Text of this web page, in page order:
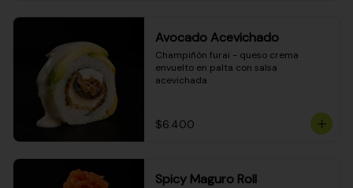
Avocado Acevichado
Champiñón furai - queso crema
envuelto en palta con salsa
acevichada
$6.400
Spicy Maguro Roll